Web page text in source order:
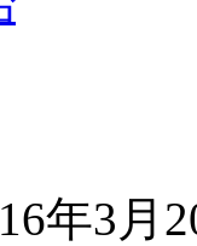
年3月